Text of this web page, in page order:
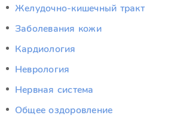
Желудочно-кишечный тракт
Заболевания кожи
Кардиология
Неврология
Нервная система
Общее оздоровление